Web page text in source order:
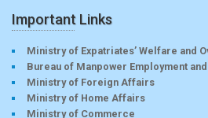
Important Links
Ministry of Expatriates’ Welfare and
Bureau of Manpower Employment
Ministry of Foreign Affairs
Ministry of Home Affairs
Ministry of Commerce